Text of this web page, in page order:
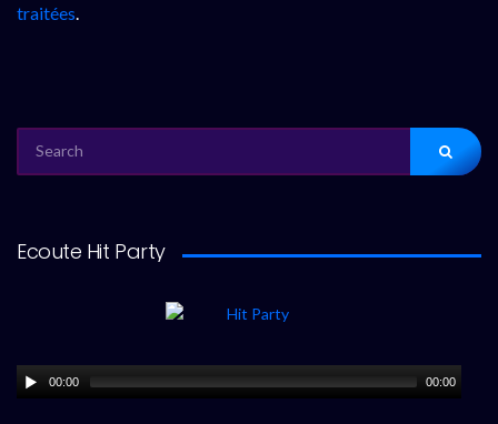
traitées.
FOR:
Ecoute Hit Party
00:00 00:00